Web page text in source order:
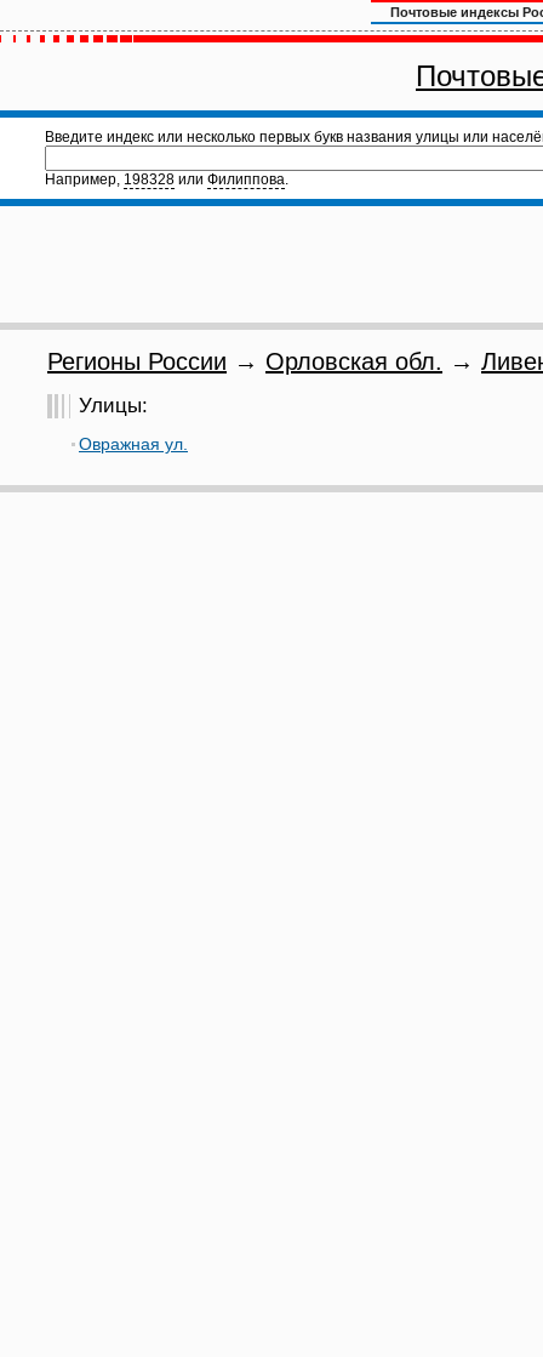
Почтовые индексы
Введите индекс или несколько первых букв названия улицы или
Например, 198328 или Филиппова.
Регионы России → Орловская обл. →
Улицы:
Овражная ул.